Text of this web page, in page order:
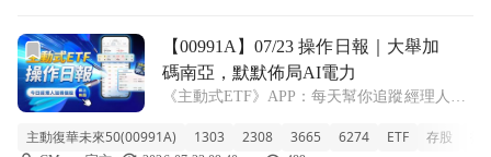
前往【00991A】07/23 操作日報｜大舉加碼南亞，默默佈局
【00991A】07/23 操作日報｜大舉加
碼南亞，默默佈局AI電力
《主動式ETF》APP：每天幫你追蹤經理人新
逼800億 主動復華未來50今天收在17.20元，小
主動復華未來50(00991A) 1303 2308 3665 6274 ETF 存股